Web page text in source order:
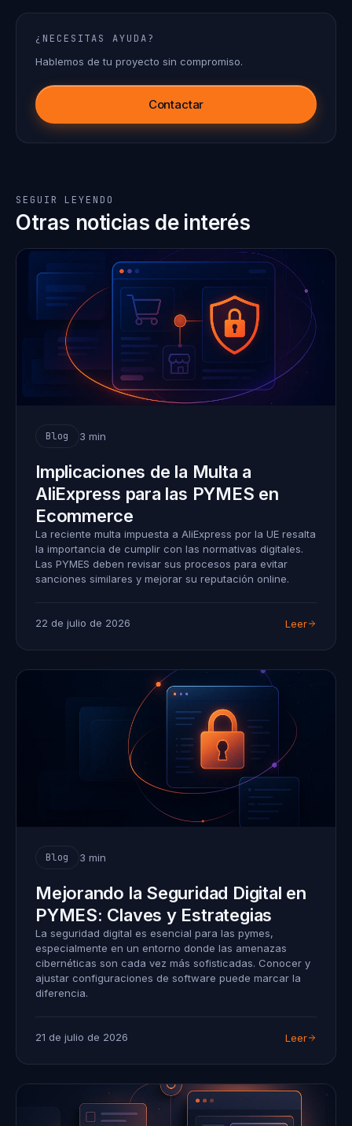
¿NECESITAS AYUDA?
Hablemos de tu proyecto sin compromiso.
Contactar
SEGUIR LEYENDO
Otras noticias de interés
Blog 3 min
Implicaciones de la Multa a
AliExpress para las PYMES en
Ecommerce
La reciente multa impuesta a AliExpress por la UE resalta
la importancia de cumplir con las normativas digitales.
Las PYMES deben revisar sus procesos para evitar
sanciones similares y mejorar su reputación online.
22 de julio de 2026 Leer
Blog 3 min
Mejorando la Seguridad Digital en
PYMES: Claves y Estrategias
La seguridad digital es esencial para las pymes,
especialmente en un entorno donde las amenazas
cibernéticas son cada vez más sofisticadas. Conocer y
ajustar configuraciones de software puede marcar la
diferencia.
21 de julio de 2026 Leer